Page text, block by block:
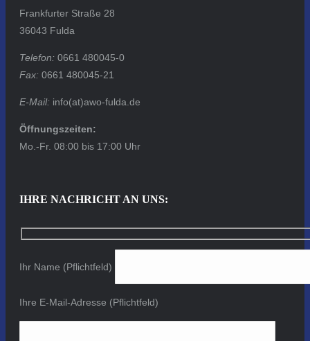
Frankfurter Straße 28
36043 Fulda
Telefon: 0661 480045-0
Fax: 0661 480045-21
E-Mail: info(at)awo-fulda.de
Öffnungszeiten:
Mo.-Fr. 08:00 bis 17:00 Uhr
IHRE NACHRICHT AN UNS:
Ihr Name (Pflichtfeld)
Ihre E-Mail-Adresse (Pflichtfeld)